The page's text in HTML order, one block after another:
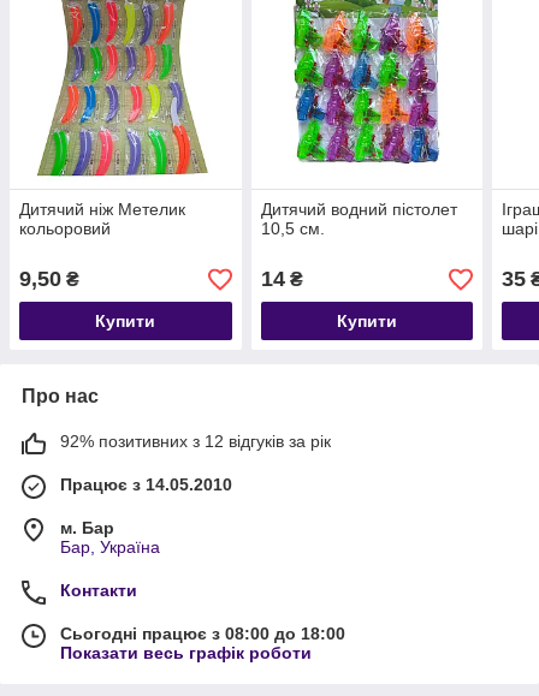
Дитячий ніж Метелик
кольоровий
9,50 ₴
Купити
Дитячий водний пістолет
10,5 см.
14₴
Купити
35
Про нас
92% позитивних з 12 відгуків за рік
Працює з 14.05.2010
м. Бар
Бар, Україна
Контакти
Сьогодні працює з 08:00 до 18:00
Показати весь графік роботи